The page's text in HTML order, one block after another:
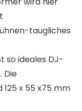
taugliches
so ideales DJ-
Die
125 x 55 x75 mm